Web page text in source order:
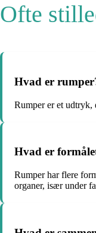
Ofte
Hvad er
Rumper er et udtryk,
Hvad er
Rumper har flere
organer, især under